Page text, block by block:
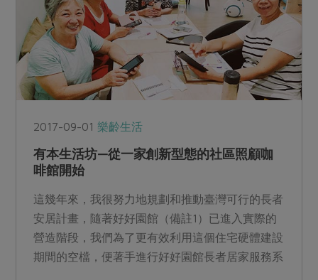
2017-09-01 樂齡生活
有本生活坊—從一家創新型態的社區照顧咖
啡館開始
這幾年來，我很努力地規劃和推動臺灣可行的長者
安居計畫，隨著好好園館（備註1）已進入實際的
營造階段，我們為了更有效利用這個住宅硬體建設
期間的空檔，便著手進行好好園館長者居家服務系